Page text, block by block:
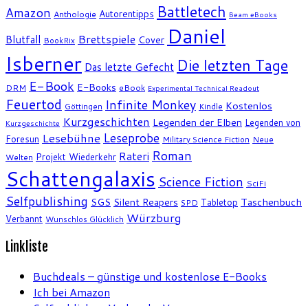
Amazon Anthologie Autorentipps Battletech Beam eBooks
Blutfall BookRix Brettspiele Cover Daniel
Isberner Das letzte Gefecht Die letzten Tage
DRM E-Book E-Books eBook Experimental Technical Readout
Feuertod Göttingen Infinite Monkey Kindle Kostenlos
Kurzgeschichte Kurzgeschichten Legenden der Elben Legenden von
Foresun Lesebühne Leseprobe Military Science Fiction Neue
Welten Projekt Wiederkehr Rateri Roman
Schattengalaxis Science Fiction SciFi
Selfpublishing SGS Silent Reapers SPD Tabletop Taschenbuch
Verbannt Wunschlos Glücklich Würzburg
Linkliste
Buchdeals – günstige und kostenlose E-Books
Ich bei Amazon